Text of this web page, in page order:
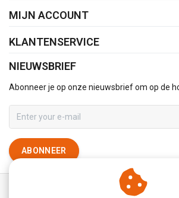
MIJN ACCOUNT
KLANTENSERVICE
NIEUWSBRIEF
Abonneer je op onze nieuwsbrief om op de
ABONNEER